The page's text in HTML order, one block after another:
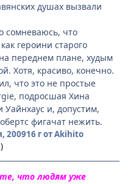
душах вызвали
сомневаюсь, что
героини старого
переднем плане, худым
Хотя, красиво, конечно.
что это не простые
подросшая Хина
и, допустим,
фигачат нежить.
200916 гот Akihito
что людям уже